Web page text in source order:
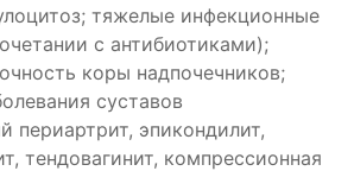
тяжелые инфекционные
с антибиотиками);
коры надпочечников;
суставов
периартрит, эпикондилит,
тендовагинит, компрессионная